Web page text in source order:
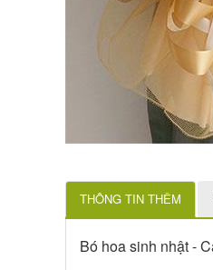
THÔNG TIN THÊM
Bó hoa sinh nhật -